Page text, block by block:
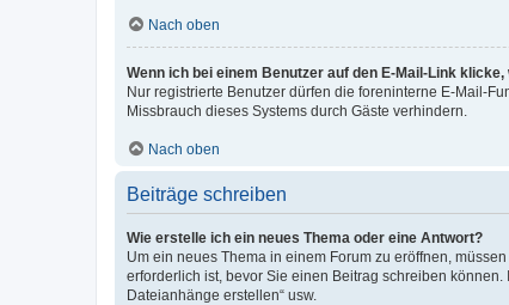
Nach oben
Wenn ich bei einem Benutzer auf den E-Mail-Link
Nur registrierte Benutzer dürfen die foreninterne E-Mail-
Missbrauch dieses Systems durch Gäste verhindern.
Nach oben
Beiträge schreiben
Wie erstelle ich ein neues Thema oder eine Antwort?
Um ein neues Thema in einem Forum zu eröffnen,
erforderlich ist, bevor Sie einen Beitrag schreiben
Dateianhänge erstellen“ usw.